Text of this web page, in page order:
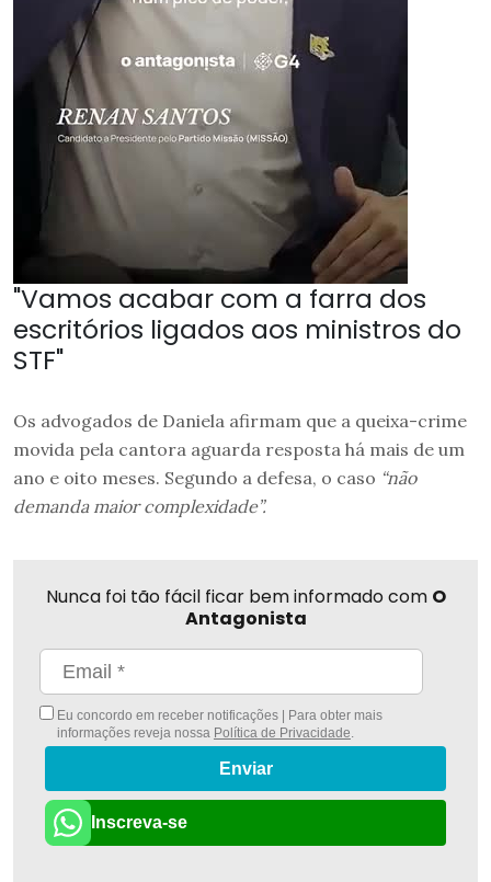
"Vamos acabar com a farra dos
escritórios ligados aos ministros do
STF"
Os advogados de Daniela afirmam que a queixa-crime
movida pela cantora aguarda resposta há mais de um
ano e oito meses. Segundo a defesa, o caso “não
demanda maior complexidade”.
Nunca foi tão fácil ficar bem informado com O
Antagonista
Eu concordo em receber notificações | Para obter mais
informações reveja nossa Política de Privacidade.
Enviar
Inscreva-se